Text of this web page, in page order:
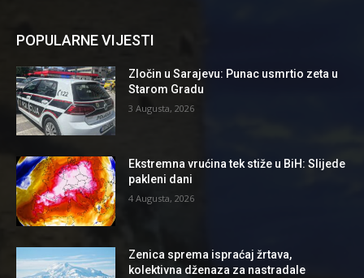
POPULARNE VIJESTI
Zločin u Sarajevu: Punac usmrtio zeta u
Starom Gradu
3 Augusta, 2026
Ekstremna vrućina tek stiže u BiH: Slijede
pakleni dani
4 Augusta, 2026
Zenica sprema ispraćaj žrtava,
kolektivna dženaza za nastradale